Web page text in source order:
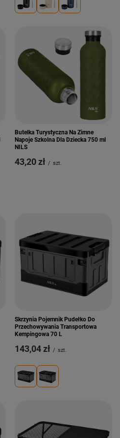
Butelka Turystyczna Na Zimne
Napoje Szkolna Dla Dziecka 750 ml
NILS
43,20 zł / szt.
Skrzynia Pojemnik Pudełko Do
Przechowywania Transportowa
Kempingowa 70 L
143,04 zł / szt.